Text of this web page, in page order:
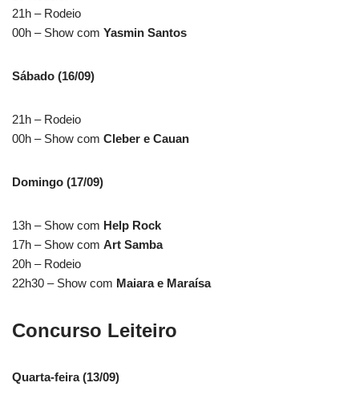
21h – Rodeio
00h – Show com Yasmin Santos
Sábado (16/09)
21h – Rodeio
00h – Show com Cleber e Cauan
Domingo (17/09)
13h – Show com Help Rock
17h – Show com Art Samba
20h – Rodeio
22h30 – Show com Maiara e Maraísa
Concurso Leiteiro
Quarta-feira (13/09)